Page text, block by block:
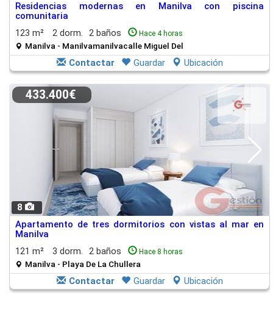
Residencias modernas en Manilva con piscina
comunitaria
123 m²
2 dorm. 2 baños Hace 4 horas
Manilva - Manilvamanilvacalle Miguel Del
Contactar Guardar Ubicación
8
433.400€
Apartamento de tres dormitorios con vistas al mar en
Manilva
121 m²
3 dorm. 2 baños Hace 8 horas
Manilva - Playa De La Chullera
Contactar Guardar Ubicación